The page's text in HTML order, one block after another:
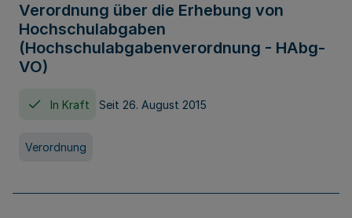
Verordnung über die Erhebung von
Hochschulabgaben
(Hochschulabgabenverordnung - HAbg-
VO)
In Kraft Seit 26. August 2015
Verordnung